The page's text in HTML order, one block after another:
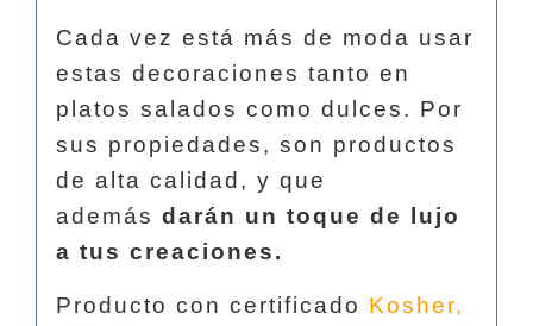
Cada vez está más de moda usar
estas decoraciones tanto en
platos salados como dulces. Por
sus propiedades, son productos
de alta calidad, y que
además darán un toque de lujo
a tus creaciones.
Producto con certificado Kosher,